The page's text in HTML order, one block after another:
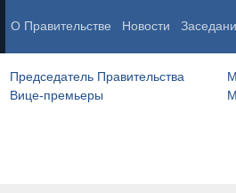
О Правительстве Новости
Председатель Правительства
Вице-премьеры